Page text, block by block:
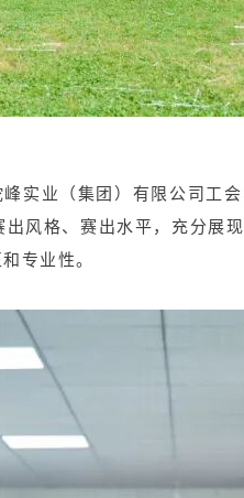
实业（集团）有限公司工
风格、赛出水平，充分展
专业性。